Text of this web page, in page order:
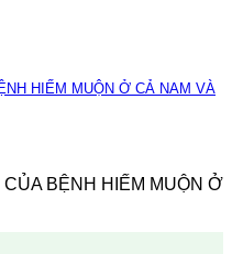
HIẾM MUỘN Ở CẢ NAM VÀ
BỆNH HIẾM MUỘN Ở